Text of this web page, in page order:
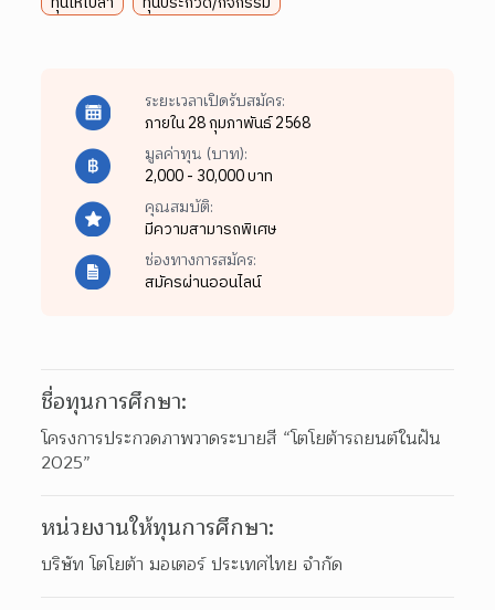
ระยะเวลาเปิดรับสมัคร:
ภายใน 28 กุมภาพันธ์ 2568
มูลค่าทุน (บาท):
2,000 - 30,000 บาท
คุณสมบัติ:
มีความสามารถพิเศษ
ช่องทางการสมัคร:
สมัครผ่านออนไลน์
ชื่อทุนการศึกษา:
โครงการประกวดภาพวาดระบายสี “โตโยต้ารถยนต์ในฝัน
2025”
หน่วยงานให้ทุนการศึกษา:
บริษัท โตโยต้า มอเตอร์ ประเทศไทย จำกัด